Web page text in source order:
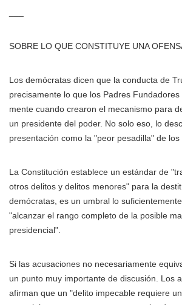
SOBRE LO QUE CONSTITUYE UNA
Los demócratas dicen que la conducta de
precisamente lo que los Padres
mente cuando crearon el mecanismo para
un presidente del poder. No solo eso, lo
presentación como la "peor pesadilla" de los
La Constitución establece un estándar de
otros delitos y delitos menores" para la
demócratas, es un umbral lo
"alcanzar el rango completo de la posible
presidencial".
Si las acusaciones no necesariamente
un punto muy importante de discusión. Los
afirman que un "delito impecable requiere